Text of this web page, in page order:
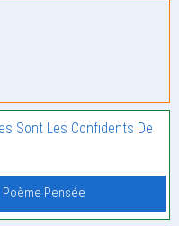
Sont Les Confidents De
Poème Pensée